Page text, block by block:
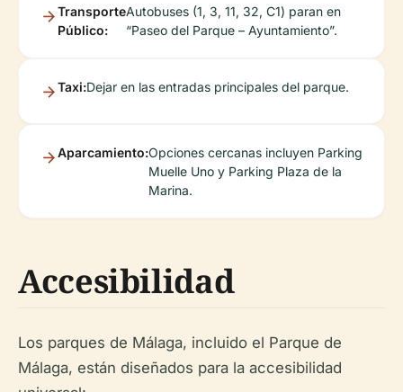
Transporte
Público:
Autobuses (1, 3, 11, 32, C1) paran en
“Paseo del Parque – Ayuntamiento”.
Taxi:Dejar en las entradas principales del parque.
Aparcamiento:Opciones cercanas incluyen Parking
Muelle Uno y Parking Plaza de la
Marina.
Accesibilidad
Los parques de Málaga, incluido el Parque de
Málaga, están diseñados para la accesibilidad